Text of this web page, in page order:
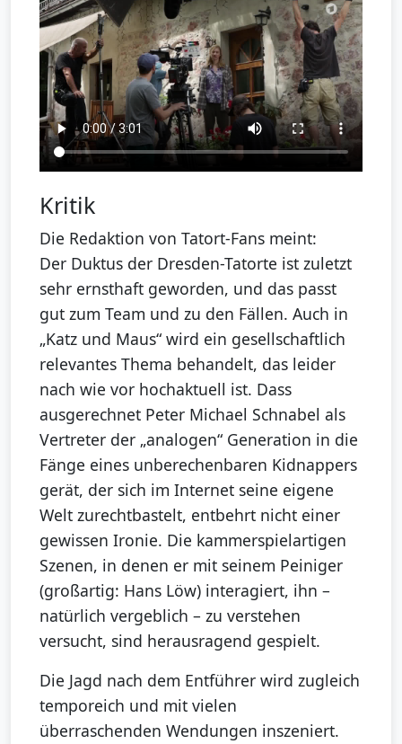
Kritik
Die Redaktion von Tatort-Fans meint:
Der Duktus der Dresden-Tatorte ist zuletzt
sehr ernsthaft geworden, und das passt
gut zum Team und zu den Fällen. Auch in
„Katz und Maus“ wird ein gesellschaftlich
relevantes Thema behandelt, das leider
nach wie vor hochaktuell ist. Dass
ausgerechnet Peter Michael Schnabel als
Vertreter der „analogen“ Generation in die
Fänge eines unberechenbaren Kidnappers
gerät, der sich im Internet seine eigene
Welt zurechtbastelt, entbehrt nicht einer
gewissen Ironie. Die kammerspielartigen
Szenen, in denen er mit seinem Peiniger
(großartig: Hans Löw) interagiert, ihn –
natürlich vergeblich – zu verstehen
versucht, sind herausragend gespielt.
Die Jagd nach dem Entführer wird zugleich
temporeich und mit vielen
überraschenden Wendungen inszeniert.